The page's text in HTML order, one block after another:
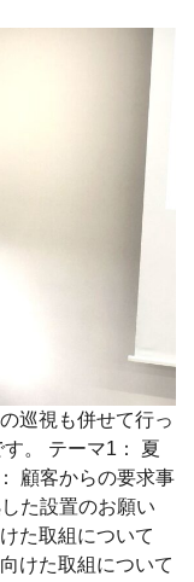
巡視も併せて行っ
。 テーマ1： 夏
顧客からの要求事
た設置のお願い
取組について
た取組について